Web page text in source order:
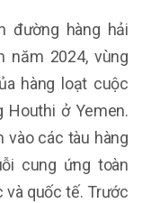
đường hàng hải
năm 2024, vùng
hàng loạt cuộc
ở Yemen.
vào các tàu hàng
cung ứng toàn
và quốc tế. Trước